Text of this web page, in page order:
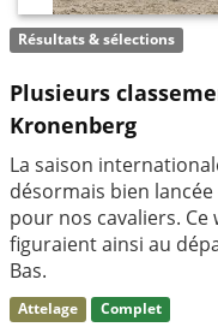
Résultats & sélections
Plusieurs
Kronenberg
La saison
désormais bien
pour nos cavaliers. Ce
figuraient ainsi au
Bas.
Attelage Complet